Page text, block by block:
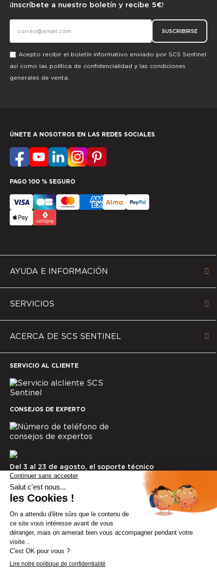
¡Inscríbete a nuestro boletín y recibe 5€!
SUSCRIBIRSE
Acepto recibir el boletín informativo enviado por SCS Sentinel
así como las política de confidencialidad y las condiciones
generales de venta.
AYUDA E INFORMACIÓN
SERVICIOS
ACERCA DE SCS SENTINEL
SERVICIO AL CLIENTE
CONSEJOS DE EXPERTO
Del 3 al 23 de agosto, el soporte técnico
permanecerá cerrado. Gracias por tu comprensión.
ÚNETE A NOSOTROS EN LAS REDES SOCIALES
PAGO 100 % SEGURO
© SCS Sentinel 2025
Menciones legales
Política de confidencialidad